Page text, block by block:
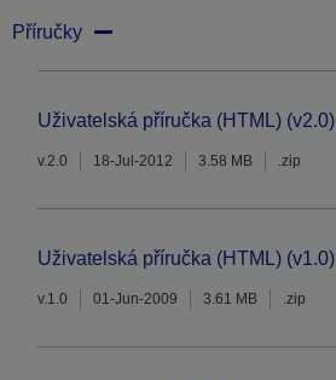
Příručky
Uživatelská příručka (HTML) (v2.0)
v.2.0 18-Jul-2012 3.58 MB .zip
Uživatelská příručka (HTML) (v1.0)
v.1.0 01-Jun-2009 3.61 MB .zip